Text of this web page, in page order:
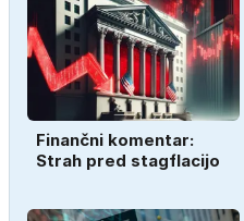
Finančni komentar:
Strah pred stagflacijo